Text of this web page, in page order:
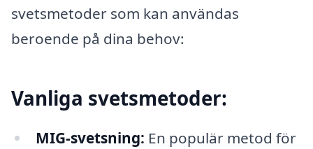
svetsmetoder som kan användas
beroende på dina behov:
Vanliga svetsmetoder:
MIG-svetsning: En populär metod för